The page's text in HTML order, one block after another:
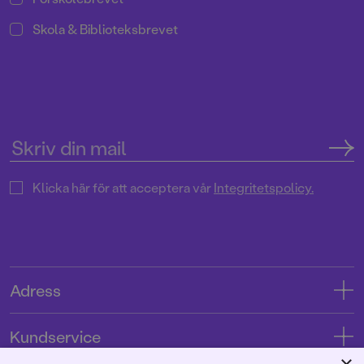
Skola & Biblioteksbrevet
Klicka här för att acceptera vårIntegritetspolicy.
Adress
Kundservice